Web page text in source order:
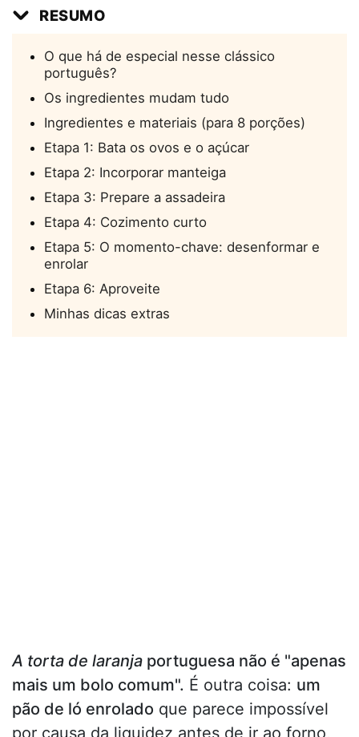
RESUMO
O que há de especial nesse clássico
português?
Os ingredientes mudam tudo
Ingredientes e materiais (para 8 porções)
Etapa 1: Bata os ovos e o açúcar
Etapa 2: Incorporar manteiga
Etapa 3: Prepare a assadeira
Etapa 4: Cozimento curto
Etapa 5: O momento-chave: desenformar e
enrolar
Etapa 6: Aproveite
Minhas dicas extras
A torta de laranja portuguesa não é "apenas
mais um bolo comum". É outra coisa: um
pão de ló enrolado que parece impossível
por causa da liquidez antes de ir ao forno,